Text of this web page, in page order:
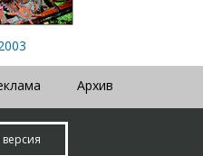
Архив